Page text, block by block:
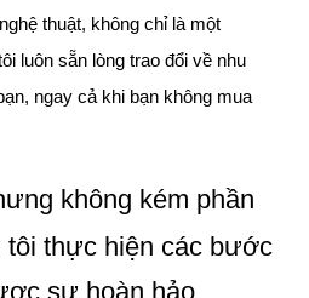
thuật, không chỉ là một
luôn sẵn lòng trao đổi về nhu
ngay cả khi bạn không mua
không kém phần
tôi thực hiện các bước
sự hoàn hảo.